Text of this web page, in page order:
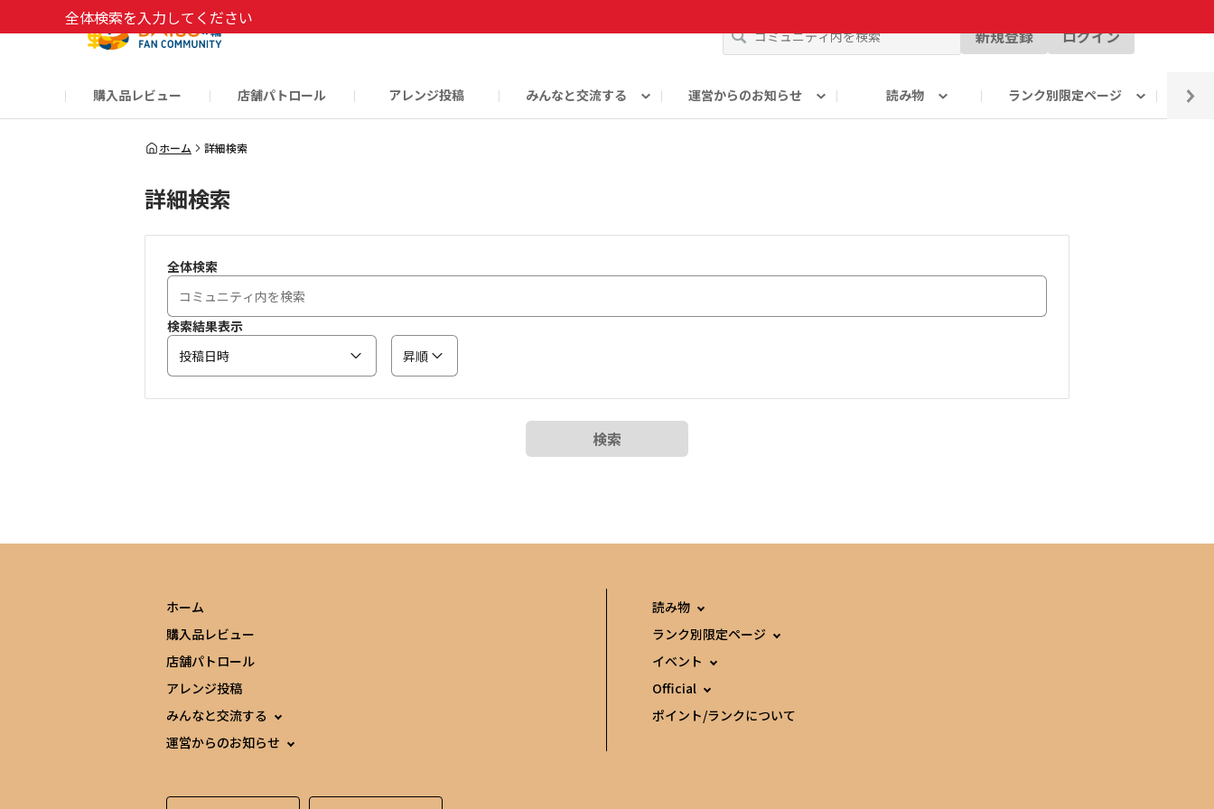
全体検索を入力してください
新規登録
ログイン
購入品レビュー 店舗パトロール アレンジ投稿 みんなと交流する
だんぜんトーク
運営からのお知らせ
運営からのお知らせ
読み物
ーSP Blogー
ランク別限定ページ
プレゼントキャンペーン
1周年記念キャンペーン
公式ホームページ
ホーム 詳細検索
詳細検索
全体検索
検索結果表示
投稿日時
昇順
検索
ホーム
購入品レビュー
店舗パトロール
アレンジ投稿
みんなと交流する
運営からのお知らせ
読み物
ランク別限定ページ
イベント
Official
ポイント/ランクについて